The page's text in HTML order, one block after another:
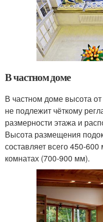
В частном доме
В частном доме высота
не подлежит чёткому
размерности этажа и
Высота размещения
составляет всего 450-
комнатах (700-900 мм).